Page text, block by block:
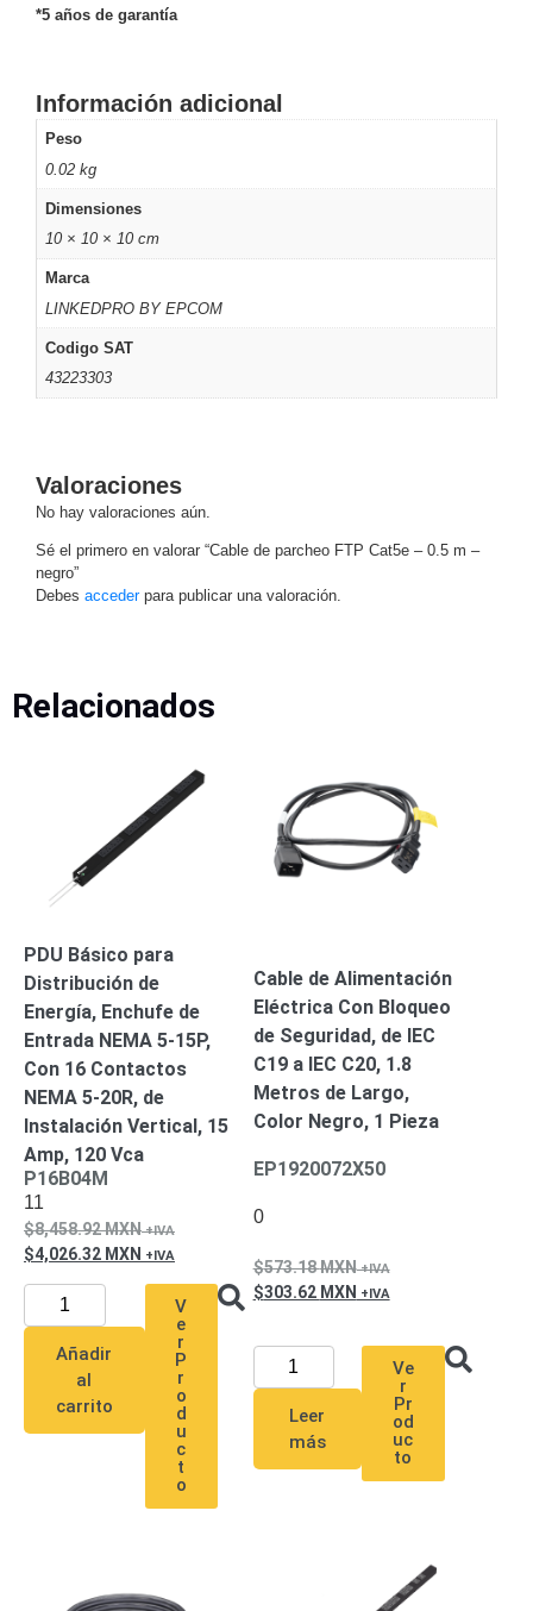
HemisféricasLente
Video
RecordersProfesionales
Caja
/ 4G /
Inalámbricas
Cámaras
y DVRs
HD
TurboHD
/ AHD /
HD-TVI
TurretEspeciales
Motorizado
-
Pinhole
Analógicas
/ CVI
Drones,
Industriales
Energía
Adaptadores
de
Alimentación
de
Alimentación
con
RespaldoInyectores
PoEPDUPlantas
de
Energía
de Largo
AlcanceUPS
Sistemas
Completos
Megapixel
TurboHD
de 4
TurboHD
y
*5 años de garantía
Información adicional
Peso
0.02 kg
Dimensiones
10 × 10 × 10 cm
Marca
LINKEDPRO BY EPCOM
Codigo SAT
43223303
Valoraciones
No hay valoraciones aún.
Sé el primero en valorar “Cable de parcheo FTP Cat5e – 0.5 m –
negro”
Debes accederpara publicar una valoración.
Relacionados
PDU Básico para
Distribución de
Energía, Enchufe de
Entrada NEMA 5-15P,
Con 16 Contactos
NEMA 5-20R, de
Instalación Vertical, 15
Amp, 120 Vca
P16B04M
11
8,458.92MXN
4,026.32 MXN
Añadir
al
carrito
V
e
r
P
r
o
d
u
c
t
o
Cable de Alimentación
Eléctrica Con Bloqueo
de Seguridad, de IEC
C19 a IEC C20, 1.8
Metros de Largo,
Color Negro, 1 Pieza
EP1920072X50
0
573.18MXN
303.62 MXN
Leer
más
Ve
r
Pr
od
uc
to